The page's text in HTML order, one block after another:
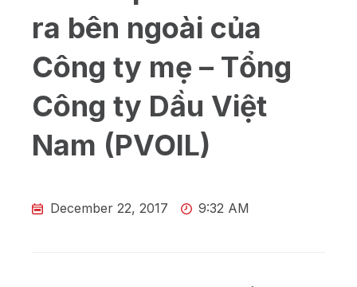
ra bên ngoài của
Công ty mẹ – Tổng
Công ty Dầu Việt
Nam (PVOIL)
December 22, 2017 9:32 AM